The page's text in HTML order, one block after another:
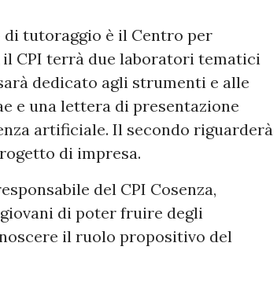
tutoraggio è il Centro per
il CPI terrà due laboratori tematici
dedicato agli strumenti e alle
e una lettera di presentazione
artificiale. Il secondo riguarderà
di impresa.
del CPI Cosenza,
di poter fruire degli
il ruolo propositivo del